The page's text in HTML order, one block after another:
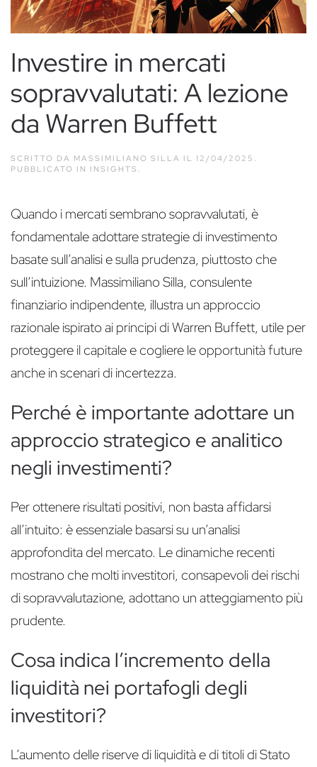
Investire in mercati
sopravvalutati: A lezione
da Warren Buffett
SCRITTO DA MASSIMILIANO SILLA IL 12/04/2025
PUBBLICATO IN INSIGHTS
Quando i mercati sembrano sopravvalutati, è
fondamentale adottare strategie di investimento
basate sull’analisi e sulla prudenza, piuttosto che
sull’intuizione. Massimiliano Silla, consulente
finanziario indipendente, illustra un approccio
razionale ispirato ai principi di Warren Buffett, utile per
proteggere il capitale e cogliere le opportunità future
anche in scenari di incertezza.
Perché è importante adottare un
approccio strategico e analitico
negli investimenti?
Per ottenere risultati positivi, non basta affidarsi
all’intuito: è essenziale basarsi su un’analisi
approfondita del mercato. Le dinamiche recenti
mostrano che molti investitori, consapevoli dei rischi
di sopravvalutazione, adottano un atteggiamento più
prudente.
Cosa indica l’incremento della
liquidità nei portafogli degli
investitori?
L’aumento delle riserve di liquidità e di titoli di Stato